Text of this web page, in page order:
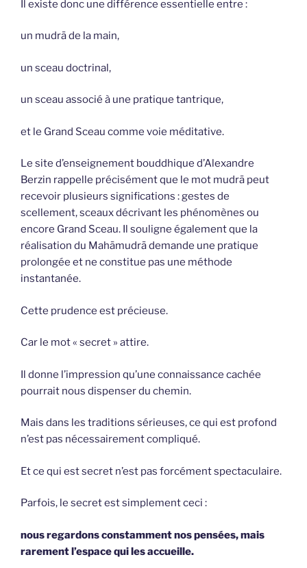
Il existe donc une différence essentielle entre :
un mudrā de la main,
un sceau doctrinal,
un sceau associé à une pratique tantrique,
et le Grand Sceau comme voie méditative.
Le site d’enseignement bouddhique d’Alexandre
Berzin rappelle précisément que le mot mudrā peut
recevoir plusieurs significations : gestes de
scellement, sceaux décrivant les phénomènes ou
encore Grand Sceau. Il souligne également que la
réalisation du Mahāmudrā demande une pratique
prolongée et ne constitue pas une méthode
instantanée.
Cette prudence est précieuse.
Car le mot « secret » attire.
Il donne l’impression qu’une connaissance cachée
pourrait nous dispenser du chemin.
Mais dans les traditions sérieuses, ce qui est profond
n’est pas nécessairement compliqué.
Et ce qui est secret n’est pas forcément spectaculaire.
Parfois, le secret est simplement ceci :
nous regardons constamment nos pensées, mais
rarement l’espace qui les accueille.